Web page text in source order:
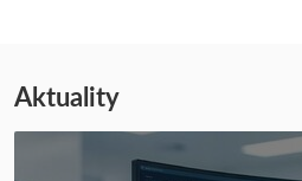
Aktuality